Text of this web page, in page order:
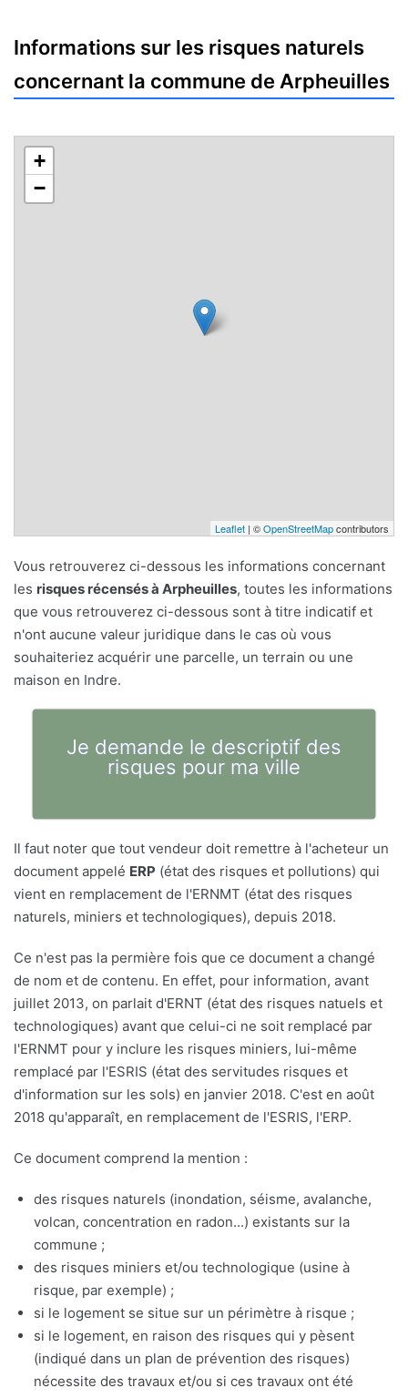
Informations sur les risques naturels
concernant la commune de Arpheuilles
+
−
Leaflet | ©OpenStreetMapcontributors
Vous retrouverez ci-dessous les informations concernant
les risques récensés à Arpheuilles, toutes les informations
que vous retrouverez ci-dessous sont à titre indicatif et
n'ont aucune valeur juridique dans le cas où vous
souhaiteriez acquérir une parcelle, un terrain ou une
maison en Indre.
Je demande le descriptif des
risques pour ma ville
Il faut noter que tout vendeur doit remettre à l'acheteur un
document appelé ERP (état des risques et pollutions) qui
vient en remplacement de l'ERNMT (état des risques
naturels, miniers et technologiques), depuis 2018.
Ce n'est pas la permière fois que ce document a changé
de nom et de contenu. En effet, pour information, avant
juillet 2013, on parlait d'ERNT (état des risques natuels et
technologiques) avant que celui-ci ne soit remplacé par
l'ERNMT pour y inclure les risques miniers, lui-même
remplacé par l'ESRIS (état des servitudes risques et
d'information sur les sols) en janvier 2018. C'est en août
2018 qu'apparaît, en remplacement de l'ESRIS, l'ERP.
Ce document comprend la mention :
des risques naturels (inondation, séisme, avalanche,
volcan, concentration en radon...) existants sur la
commune ;
des risques miniers et/ou technologique (usine à
risque, par exemple) ;
si le logement se situe sur un périmètre à risque ;
si le logement, en raison des risques qui y pèsent
(indiqué dans un plan de prévention des risques)
nécessite des travaux et/ou si ces travaux ont été